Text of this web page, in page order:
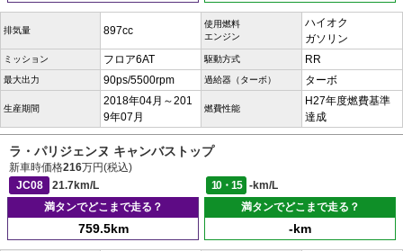
排気量 897cc
使用燃料
エンジン
ハイオク
ガソリン
ミッション フロア6AT 駆動方式 RR
最大出力 90ps/5500rpm 過給器（ターボ） ターボ
生産期間
2018年04月～201
9年07月
燃費性能
H27年度燃費基準
達成
ラ・パリジェンヌ キャンバストップ
新車時価格216万円(税込)
JC08
21.7km/L 10・15
-km/L
満タンでどこまで走る？
759.5km
満タンでどこまで走る？
-km